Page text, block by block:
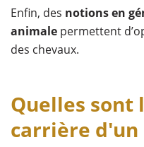
Enfin, des notions en
animale permettent
des chevaux.
Quelles sont
carrière d'un